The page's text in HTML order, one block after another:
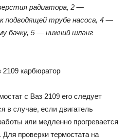
радиатора, 2 —
трубе насоса, 4 —
бачку, 5 — нижний шланг
с Ваз 2109 его следует
в случае, если двигатель
или медленно прогревается
проверки термостата на